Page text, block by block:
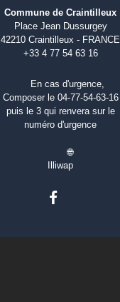
Commune de Craintilleux
Place Jean Dussurgey
42210 Craintilleux - FRANCE
+33 4 77 54 63 16
En cas d'urgence,
Composer le 04-77-54-63-16
puis le 3 qui renvera sur le
numéro d'urgence
🌐
Illiwap